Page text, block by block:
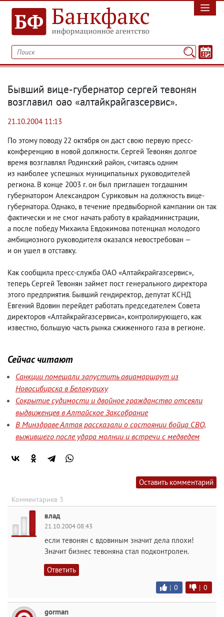
Бывший вице-губернатор сергей тевонян
возглавил оао «алтайкрайгазсервис».
21.10.2004 11:13
По этому поводу 22 октября он даст свою первую пресс-
конференцию в новой должности. Сергей Тевонян долгое
время возглавлял Родинский район, считаясь одним
из наиболее успешных муниципальных руководителей
региона. В конце 2003 г. он был приглашен тогдашним
губернатором Александром Суриковым на должность вице-
губернатора. Однако, в течение предвыборной кампании он так
фактически и не смог начать работу в крайадминистрации,
а после победу Михаила Евдокимова потенциал молодого
амбициозного руководителя оказался невостребован —
и он ушел в отставку.
Как сообщила пресс-служба ОАО «Алтайкрайгазсервис»,
теперь Сергей Тевонян займет пост генерального директора
этого предприятия. Бывший гендиректор, депутат КСНД
Евгений Вдовин перейдет работать председателем Совета
директоров «Алтайкрайгазсервиса», контролирующего, как
известно, большую часть рынка сжиженного газа в регионе.
Сейчас читают
Санкции помешали запустить авиамаршрут из
Новосибирска в Белокуриху
Сокрытие судимости и двойное гражданство отсеяли
выдвиженцев в Алтайское Заксобрание
В Минздраве Алтая рассказали о состоянии бойца СВО,
выжившего после удара молнии и встречи с медведем
Оставить комментарий
Комментариев 3
влад
21.10.2004 08:43
если тевонян с вдовиным значит дела плохи!
Значит бизнес тевоняна стал подконтролен.
Ответить
| 0 | 0
gorman